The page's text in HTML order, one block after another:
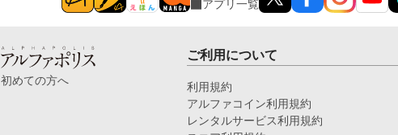
アプリ一覧
初めての方へ
ご利用について
利用規約
アルファコイン利用規約
レンタルサービス利用規約